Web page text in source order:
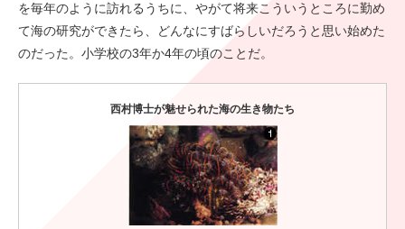
を毎年のように訪れるうちに、やがて将来こういうところに勤め
て海の研究ができたら、どんなにすばらしいだろうと思い始めた
のだった。小学校の3年か4年の頃のことだ。
西村博士が魅せられた海の生き物たち